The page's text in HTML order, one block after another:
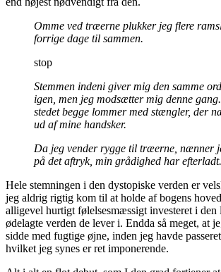
Omme ved træerne plukker jeg flere
forrige dage til sammen.
stop
Stemmen indeni giver mig den samme
igen, men jeg modsætter mig denne
stedet begge lommer med stængler, der
ud af mine handsker.
Da jeg vender rygge til træerne, nænner
på det aftryk, min grådighed har efterladt.
Hele stemningen i den dystopiske verden er
jeg aldrig rigtig kom til at holde af bogens
alligevel hurtigt følelsesmæssigt investeret i
ødelagte verden de lever i. Endda så meget, at
sidde med fugtige øjne, inden jeg havde
hvilket jeg synes er ret imponerende.